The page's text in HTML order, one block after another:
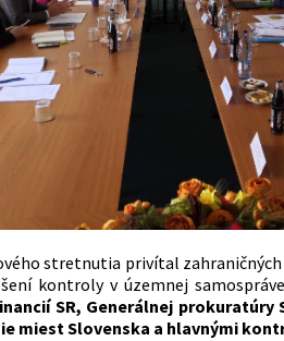
stretnutia privítal
kontroly v územnej
SR, Generálnej
miest Slovenska a hlavnými